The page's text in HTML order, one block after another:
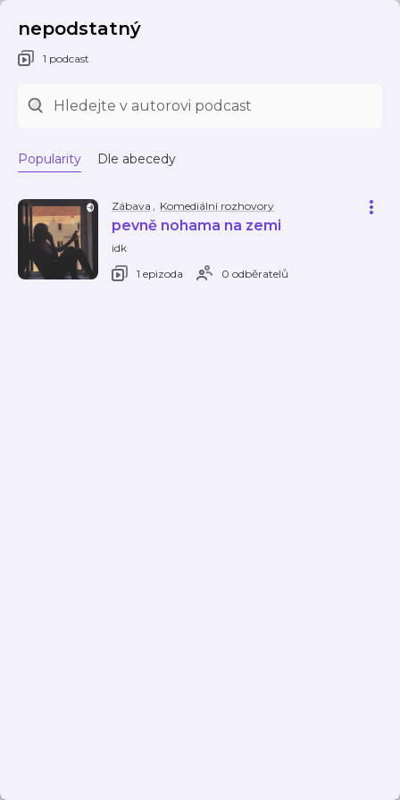
nepodstatný
1 podcast
Popularity Dle abecedy
Zábava , Komediální rozhovory
pevně nohama na zemi
idk
1 epizoda
0 odběratelů